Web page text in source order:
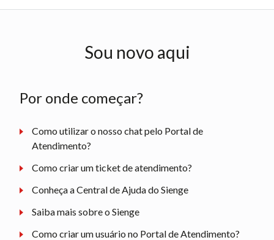
Sou novo aqui
Por onde começar?
Como utilizar o nosso chat pelo Portal de
Atendimento?
Como criar um ticket de atendimento?
Conheça a Central de Ajuda do Sienge
Saiba mais sobre o Sienge
Como criar um usuário no Portal de Atendimento?